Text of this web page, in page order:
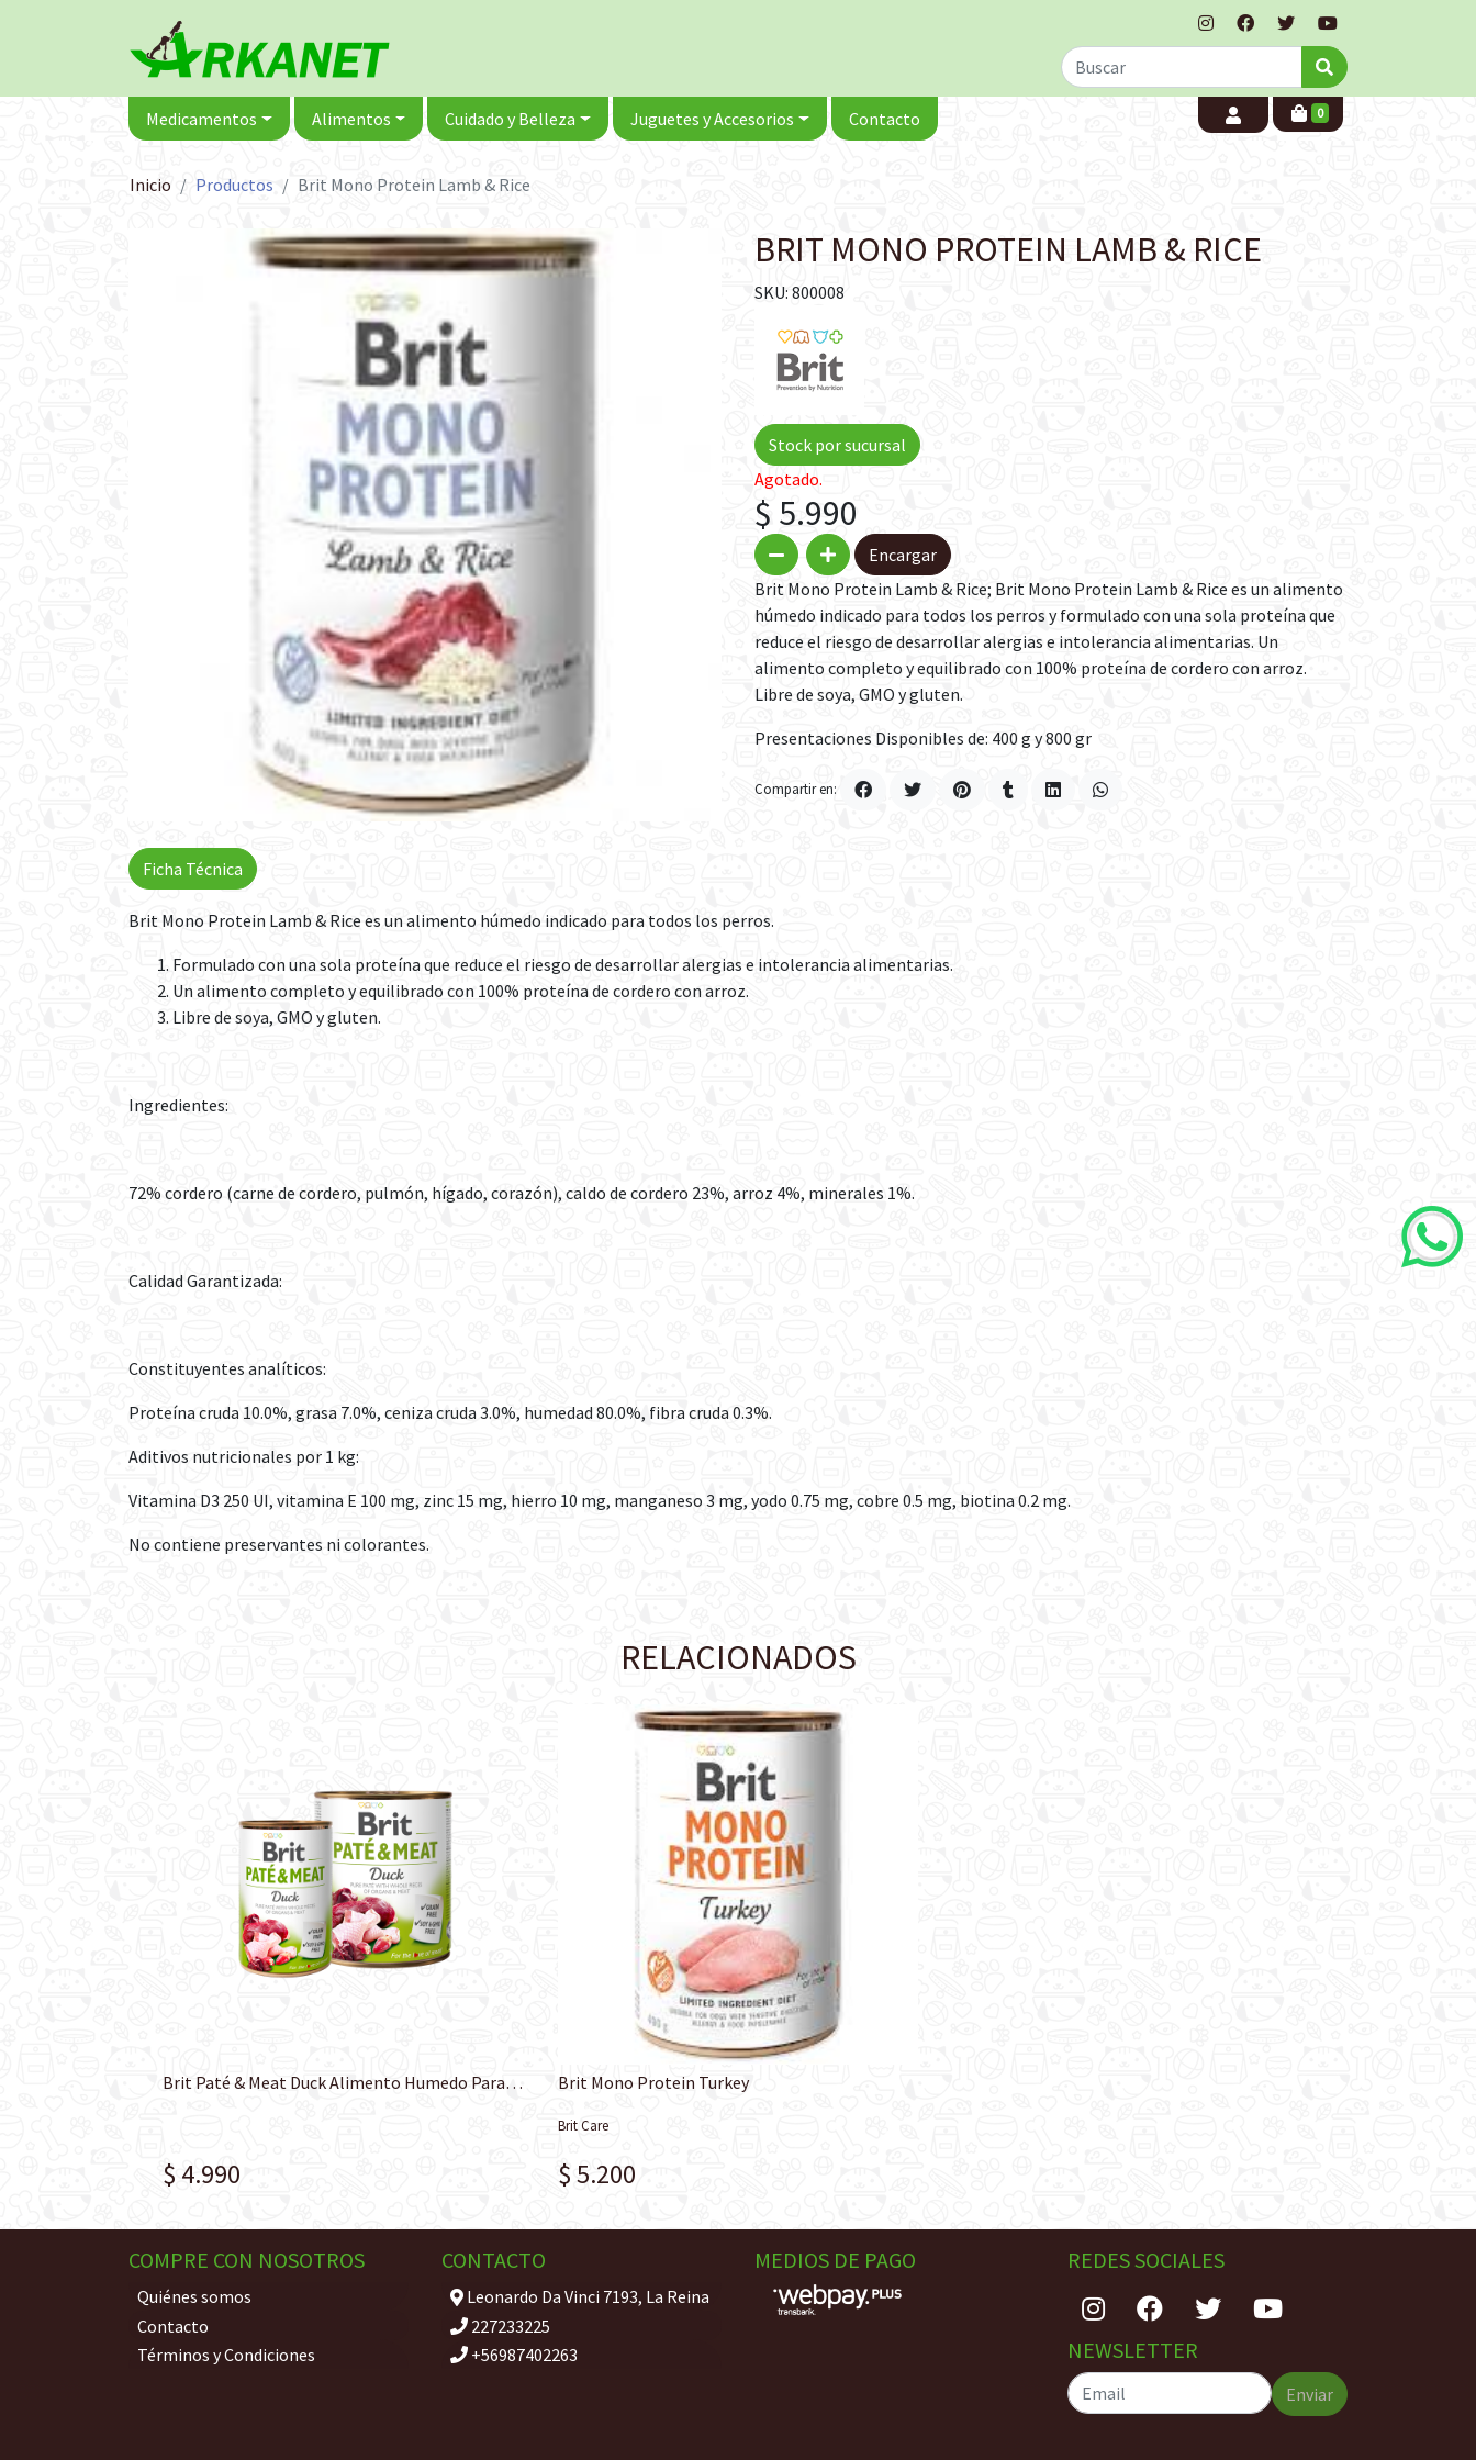
Medicamentos Alimentos Cuidado y Belleza Juguetes y Accesorios Contacto 0
Inicio Productos Brit Mono Protein Lamb & Rice
BRIT MONO PROTEIN LAMB & RICE
SKU: 800008
Stock por sucursal
Agotado.
$ 5.990
Encargar
Brit Mono Protein Lamb & Rice; Brit Mono Protein Lamb & Rice es un alimento
húmedo indicado para todos los perros y formulado con una sola proteína que
reduce el riesgo de desarrollar alergias e intolerancia alimentarias. Un
alimento completo y equilibrado con 100% proteína de cordero con arroz.
Libre de soya, GMO y gluten.
Presentaciones Disponibles de: 400 g y 800 gr
Compartir en:
Brit Mono Protein Lamb & Rice es un alimento húmedo indicado para todos los perros.
Formulado con una sola proteína que reduce el riesgo de desarrollar alergias e intolerancia alimentarias.
Un alimento completo y equilibrado con 100% proteína de cordero con arroz.
Libre de soya, GMO y gluten.
Ingredientes:
72% cordero (carne de cordero, pulmón, hígado, corazón), caldo de cordero 23%, arroz 4%, minerales 1%.
Calidad Garantizada:
Constituyentes analíticos:
Proteína cruda 10.0%, grasa 7.0%, ceniza cruda 3.0%, humedad 80.0%, fibra cruda 0.3%.
Aditivos nutricionales por 1 kg:
Vitamina D3 250 UI, vitamina E 100 mg, zinc 15 mg, hierro 10 mg, manganeso 3 mg, yodo 0.75 mg, cobre 0.5 mg, biotina 0.2 mg.
No contiene preservantes ni colorantes.
Ficha Técnica
RELACIONADOS
Brit Paté & Meat Duck Alimento Humedo Para Perro
$ 4.990
Brit Mono Protein Turkey
Brit Care
$ 5.200
COMPRE CON NOSOTROS
Quiénes somos
Contacto
Términos y Condiciones
CONTACTO
Leonardo Da Vinci 7193, La Reina
227233225
+56987402263
MEDIOS DE PAGO REDES SOCIALES
NEWSLETTER
Enviar